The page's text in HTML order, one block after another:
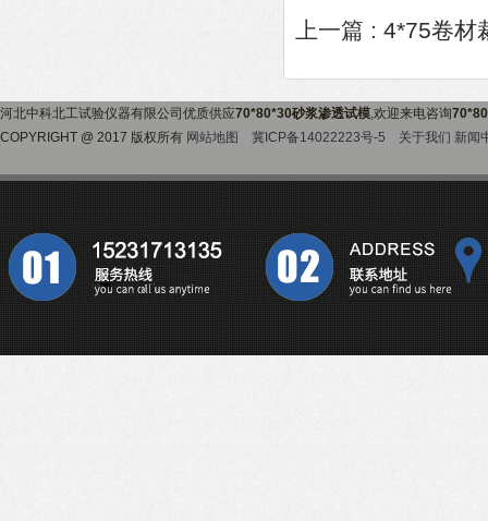
上一篇 : 4*75卷材
河北中科北工试验仪器有限公司优质供应70*80*30砂浆渗透试模,欢迎来电咨询
COPYRIGHT @ 2017 版权所有 网站地图 冀ICP备14022223号-5 关于我们 新闻